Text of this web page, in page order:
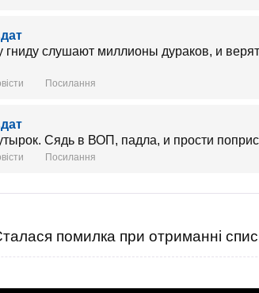
гниду слушают миллионы дураков, и
Посилання
Сядь в ВОП, падла, и прости
Посилання
помилка при отриманні